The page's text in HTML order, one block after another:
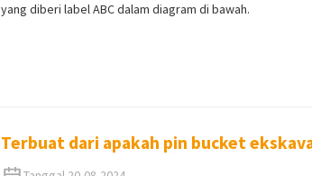
yang diberi label ABC dalam diagram di bawah.
Terbuat dari apakah pin bucket